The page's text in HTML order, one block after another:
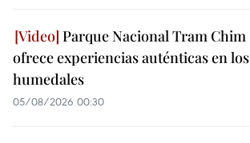
Parque Nacional Tram Chim
ofrece experiencias auténticas en los
humedales
05/08/2026 00:30